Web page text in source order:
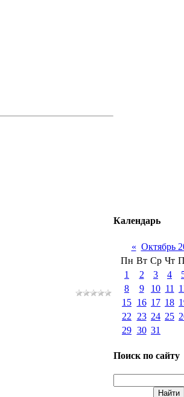
Календарь
« Октябрь
Пн Вт Ср Чт
1
2 3 4
8
9 10 11
15 16 17 18
22
23 24 25
29 30 31
Поиск по сайту